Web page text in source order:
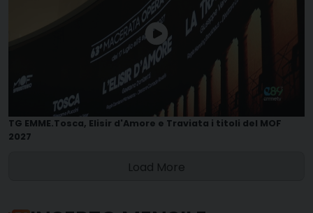
TG EMME.Tosca, Elisir d'Amore e Traviata i titoli del MOF
2027
Load More